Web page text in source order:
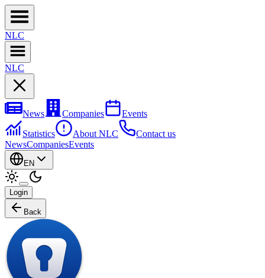
NLC
NLC
News Companies
Events
Statistics
About NLC
Contact us
NewsCompaniesEvents
EN
Login
Back